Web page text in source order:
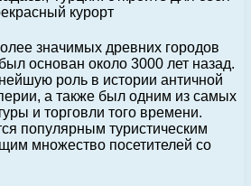
значимых древних городов
основан около 3000 лет назад.
роль в истории античной
а также был одним из самых
и торговли того времени.
популярным туристическим
множество посетителей со